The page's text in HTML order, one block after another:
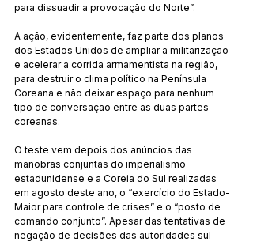
para dissuadir a provocação do Norte”.
A ação, evidentemente, faz parte dos planos
dos Estados Unidos de ampliar a militarização
e acelerar a corrida armamentista na região,
para destruir o clima político na Península
Coreana e não deixar espaço para nenhum
tipo de conversação entre as duas partes
coreanas.
O teste vem depois dos anúncios das
manobras conjuntas do imperialismo
estadunidense e a Coreia do Sul realizadas
em agosto deste ano, o “exercício do Estado-
Maior para controle de crises” e o “posto de
comando conjunto”. Apesar das tentativas de
negação de decisões das autoridades sul-